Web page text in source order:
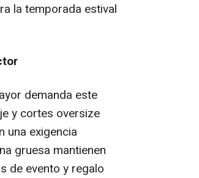
la temporada estival
demanda este
y cortes oversize
una exigencia
gruesa mantienen
de evento y regalo